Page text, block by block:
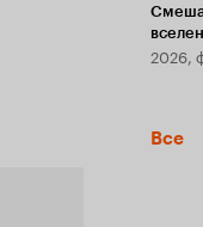
2026,
Все